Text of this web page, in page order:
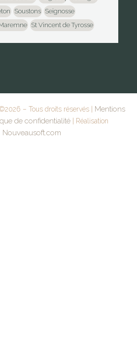
Soustons
Seignosse
St Vincent de Tyrosse
2026 – Tous droits réservés | Mentions
de confidentialité | Réalisation
Nouveausoft.com